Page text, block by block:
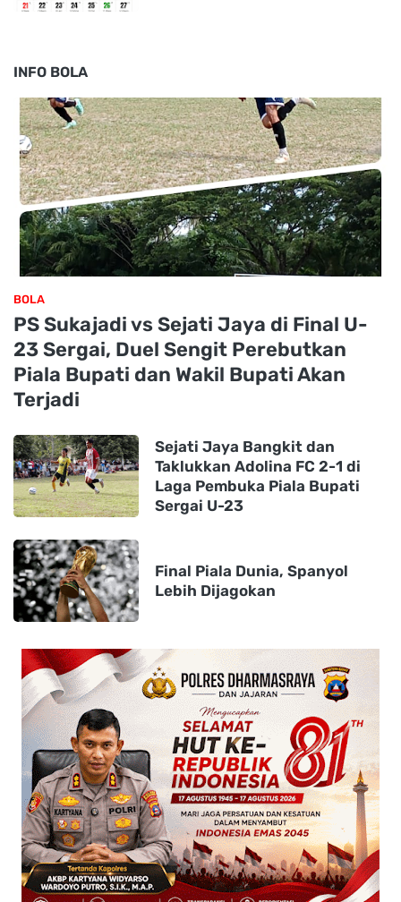
INFO BOLA
BOLA
PS Sukajadi vs Sejati Jaya di Final U-
23 Sergai, Duel Sengit Perebutkan
Piala Bupati dan Wakil Bupati Akan
Terjadi
Sejati Jaya Bangkit dan
Taklukkan Adolina FC 2-1 di
Laga Pembuka Piala Bupati
Sergai U-23
Final Piala Dunia, Spanyol
Lebih Dijagokan